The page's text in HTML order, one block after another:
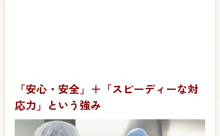
「安心・安全」＋「スピーディーな対
応力」という強み